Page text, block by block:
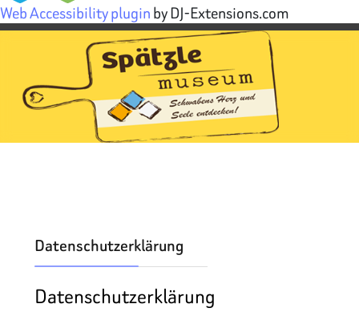
Web Accessibility pluginby DJ-Extensions.com
Datenschutzerklärung
Datenschutzerklärung